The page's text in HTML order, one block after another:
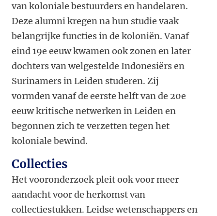
van koloniale bestuurders en handelaren.
Deze alumni kregen na hun studie vaak
belangrijke functies in de koloniën. Vanaf
eind 19e eeuw kwamen ook zonen en later
dochters van welgestelde Indonesiërs en
Surinamers in Leiden studeren. Zij
vormden vanaf de eerste helft van de 20e
eeuw kritische netwerken in Leiden en
begonnen zich te verzetten tegen het
koloniale bewind.
Collecties
Het vooronderzoek pleit ook voor meer
aandacht voor de herkomst van
collectiestukken. Leidse wetenschappers en